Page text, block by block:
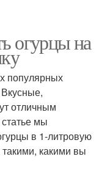
огурцы на
популярных
отличным
мы
в 1-литровую
какими вы